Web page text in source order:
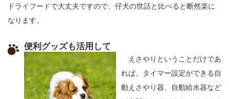
ドライフードで大丈夫ですので、仔犬の世話と比べると断然楽に
なります。
便利グッズも活用して
えさやりということだけであ
れば、タイマー設定ができる自
動えさやり器、自動給水器など